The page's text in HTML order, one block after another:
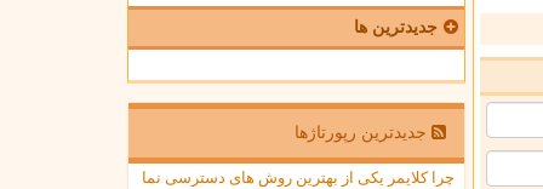
جدیدترین ها
جدیدترین رپورتاژها
چرا کلایمر یکی از بهترین روش های دسترسی نما